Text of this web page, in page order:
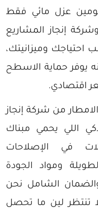
عزل مائي فقط
إنجاز المشاريع
وميزانيتك،
يوفر حماية الاسطح
اقتصادي.
من شركة إنجاز
اللي يحمي مبناك
في الإصلاحات
ومواد الجودة
والضمان الشامل نحن
تنتظر لين ما تحصل